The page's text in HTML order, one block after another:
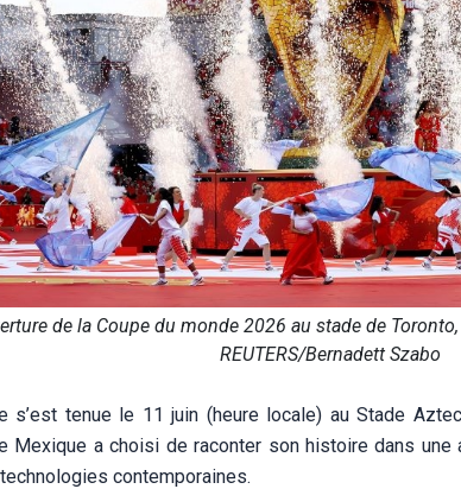
de la Coupe du monde 2026 au stade de
REUTERS/Bernadett Szabo
s’est tenue le 11 juin (heure locale) au Stade
Mexique a choisi de raconter son histoire dans
contemporaines.